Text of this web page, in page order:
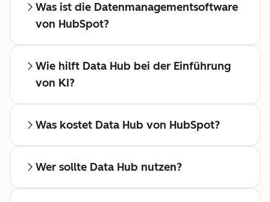
Was ist die Datenmanagementsoftware
von HubSpot?
Wie hilft Data Hub bei der Einführung
von KI?
Was kostet Data Hub von HubSpot?
Wer sollte Data Hub nutzen?